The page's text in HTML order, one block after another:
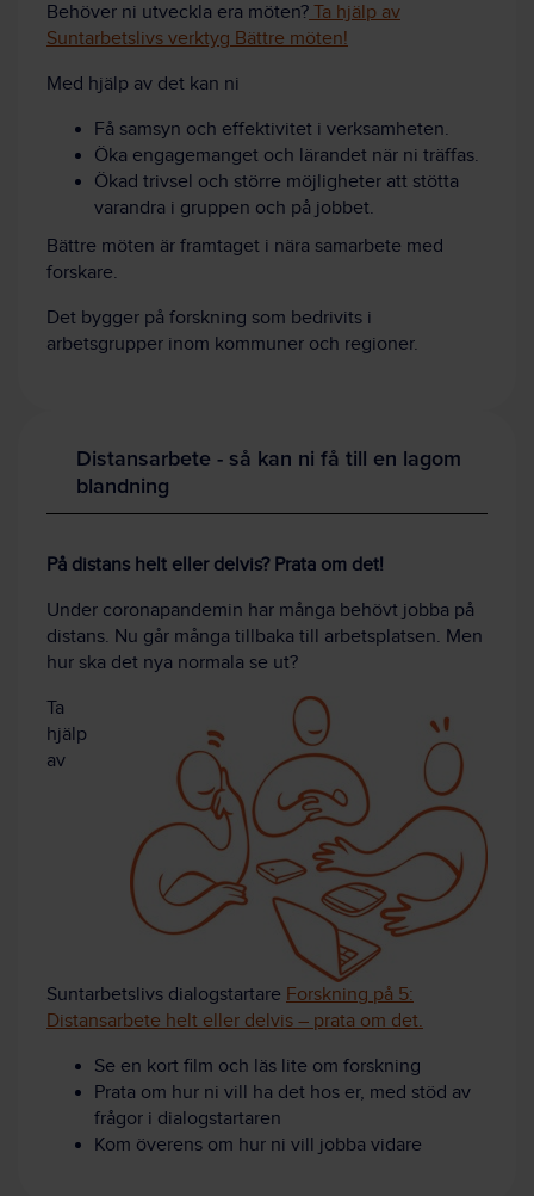
Behöver ni utveckla era möten? Ta hjälp av
Suntarbetslivs verktyg Bättre möten!
Med hjälp av det kan ni
Få samsyn och effektivitet i verksamheten.
Öka engagemanget och lärandet när ni träffas.
Ökad trivsel och större möjligheter att stötta
varandra i gruppen och på jobbet.
Bättre möten är framtaget i nära samarbete med
forskare.
Det bygger på forskning som bedrivits i
arbetsgrupper inom kommuner och regioner.
Distansarbete - så kan ni få till en lagom
blandning
På distans helt eller delvis? Prata om det!
Under coronapandemin har många behövt jobba på
distans. Nu går många tillbaka till arbetsplatsen. Men
hur ska det nya normala se ut?
Ta
hjälp
av
Suntarbetslivs dialogstartare Forskning på 5:
Distansarbete helt eller delvis – prata om det.
Se en kort film och läs lite om forskning
Prata om hur ni vill ha det hos er, med stöd av
frågor i dialogstartaren
Kom överens om hur ni vill jobba vidare